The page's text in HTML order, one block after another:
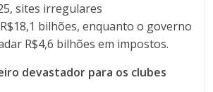
, sites irregulares
R$18,1 bilhões, enquanto o governo
R$4,6 bilhões em impostos.
devastador para os clubes